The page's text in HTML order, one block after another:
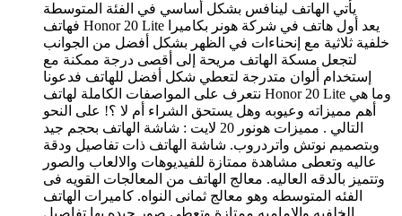
يأتي الهاتف لينافس بشكل أساسي في الفئة المتوسطة
فهاتف Honor 20 Lite يعد أول هاتف في شركة هونر بكاميرا
خلفية ثلاثية مع إنحناءات في الظهر بشكل أفضل من الجوانب
لتجعل مسكة الهاتف مريحة إلى أقصى درجة ممكنة مع
إستخدام ألوان متدرجة لتعطي شكل أفضل للهاتف فدعونا
نتعرف على المواصفات الكاملة لهاتف Honor 20 Lite وما هي
أهم مميزاته وعيوبه وهل يستحق الشراء أم لا ؟! على النحو
التالي . مميزات هونور 20 لايت : شاشة الهاتف بحجم جيد
وبتصميم نوتش واتردروب. شاشة الهاتف ذات تفاصيل ودقة
عاليه وتعطى مشاهدة ممتازة للفيديوهات والالعاب والصور
وتتميز بالدقه العاليه. معالج الهاتف من المعالجات القويه فى
الفئه المتوسطه وهو معالج ثمانى النواه. كاميرات الهاتف